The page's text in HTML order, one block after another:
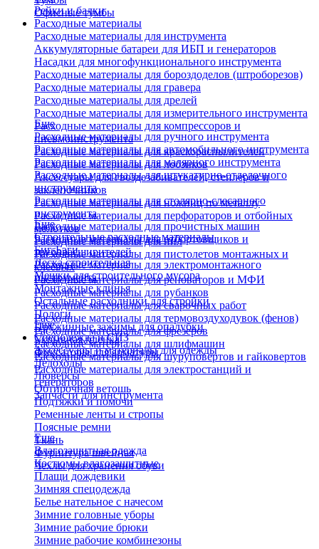
Офисные тумбы
Рейки и балки
Расходные материалы
Расходные материалы для инструмента
Аккумуляторные батареи для ИБП и генераторов
Насадки для многофункционального инструмента
Расходные материалы для бороздоделов (штроборезов)
Расходные материалы для гравера
Расходные материалы для дрелей
Расходные материалы для измерительного инструмента
Расходные материалы для компрессоров и
пневмоинструмента
Расходные материалы для краскораспылителей
Расходные материалы для лобзиков
Аксессуары для гвоздезабивателей, степлеров и
заклепочников
Расходные материалы для ножниц по металлу
Расходные материалы для перфораторов и отбойных
молотков
Расходные материалы для пил
Расходные материалы для пистолетов монтажных и
клеевых
Расходные материалы для реноваторов и МФИ
Расходные материалы для рубанков
Расходные материалы для сварочных работ
Расходные материалы для термовоздуходувок (фенов)
Расходные материалы для фрезеров
Расходные материалы для шлифмашин
Расходные материалы для шуруповертов и гайковертов
Расходные материалы для электростанций и
генераторов
Запчасти для инструмента
Еще
Расходные материалы для ручного инструмента
Расходные материалы для автомобильного инструмента
Расходные материалы для малярного инструмента
Расходные материалы для штукатурно-отделочного
инструмента
Расходные материалы для столярно-слесарного
инструмента
Расходные материалы для прочистных машин
Расходные материалы для отбортовщиков и
труборасширителей
Расходные материалы для электромонтажного
инструмента
Еще
Строительные расходные материалы
Биг-Бэги
Леска строительная
Мешки для строительного мусора
Монтажные клинья
Остальные расходники для стройки
Пологи
Пружинные зажимы для опалубки
Укрывная пленка
Фиксаторы для арматуры
Еще
Спецодежда и СИЗ
Аксессуары и материалы для одежды
Ледоходы
Люверсы
Обтирочная ветошь
Подтяжки и помочи
Ременные ленты и стропы
Поясные ремни
Ткань
Фурнитура швейная
Чехлы для хранения обуви
Еще
Влагозащитная одежда
Костюмы влагозащитные
Плащи дождевики
Зимняя спецодежда
Белье нательное с начесом
Зимние головные уборы
Зимние рабочие брюки
Зимние рабочие комбинезоны